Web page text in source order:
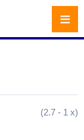
(2.7 - 1 x)
≡